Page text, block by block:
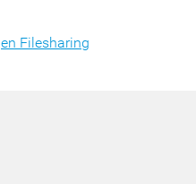
Filesharing